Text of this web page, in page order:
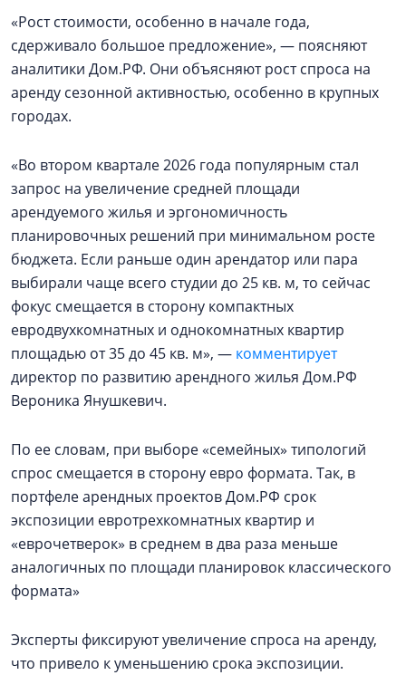
«Рост стоимости, особенно в начале года,
сдерживало большое предложение», — поясняют
аналитики Дом.РФ. Они объясняют рост спроса на
аренду сезонной активностью, особенно в крупных
городах.
«Во втором квартале 2026 года популярным стал
запрос на увеличение средней площади
арендуемого жилья и эргономичность
планировочных решений при минимальном росте
бюджета. Если раньше один арендатор или пара
выбирали чаще всего студии до 25 кв. м, то сейчас
фокус смещается в сторону компактных
евродвухкомнатных и однокомнатных квартир
площадью от 35 до 45 кв. м», — комментирует
директор по развитию арендного жилья Дом.РФ
Вероника Янушкевич.
По ее словам, при выборе «семейных» типологий
спрос смещается в сторону евро формата. Так, в
портфеле арендных проектов Дом.РФ срок
экспозиции евротрехкомнатных квартир и
«еврочетверок» в среднем в два раза меньше
аналогичных по площади планировок классического
формата»
Эксперты фиксируют увеличение спроса на аренду,
что привело к уменьшению срока экспозиции.